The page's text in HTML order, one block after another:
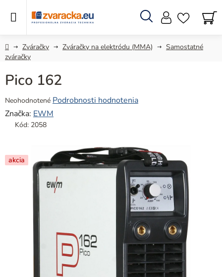
Hľadať
DomovZváračky Zváračky na elektródu (MMA)
Samostatné
zváračky
Pico 162
Priemerné
hodnotenie
produktu
z
5
hviezdičiek.
Neohodnotené Podrobnosti hodnotenia
Značka: EWM
Kód: 2058
akcia